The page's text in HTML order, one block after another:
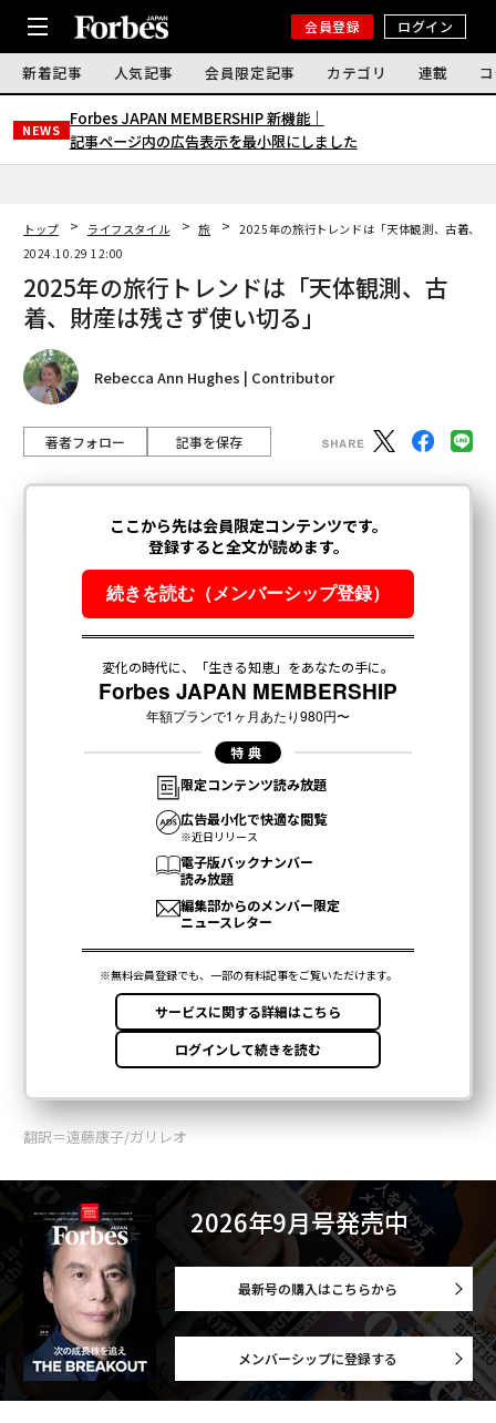
会員登録 ログイン
新着記事 人気記事 会員限定記事 カテゴリ 連載
NEWS
Forbes JAPAN MEMBERSHIP 新機能｜
記事ページ内の広告表示を最小限にしました
トップ ライフスタイル 旅
2025年の旅行トレンドは「天体観測、古着、
2024.10.29 12:00
2025年の旅行トレンドは「天体観測、古
着、財産は残さず使い切る」
Rebecca Ann Hughes | Contributor
著者フォロー 記事を保存
翻訳＝遠藤康子/ガリレオ
2026年9月号発売中
最新号の購入はこちらから
メンバーシップに登録する